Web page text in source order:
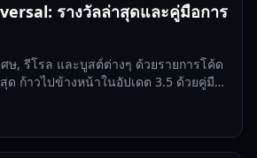
รางวัลล่าสุดและคู่มือการ
, รีโรล และบูสต์ต่างๆ ด้วยรายการโค้ด
ด ก้าวไปข้างหน้าในอัปเดต 3.5 ด้วยคู่มือ